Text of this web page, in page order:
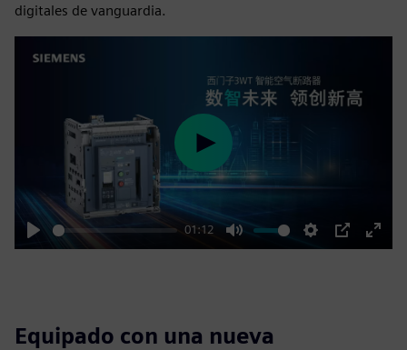
digitales de vanguardia.
Play
01:12
Mute Settings
PIP
Enter
Play
Equipado con una nueva